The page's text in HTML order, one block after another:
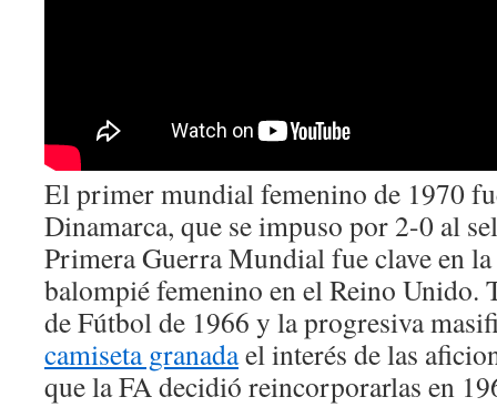
El primer mundial femenino de 1970
Dinamarca, que se impuso por 2-0 al
Primera Guerra Mundial fue clave en
balompié femenino en el Reino Unido.
de Fútbol de 1966 y la progresiva
camiseta granadael interés de las
que la FA decidió reincorporarlas en